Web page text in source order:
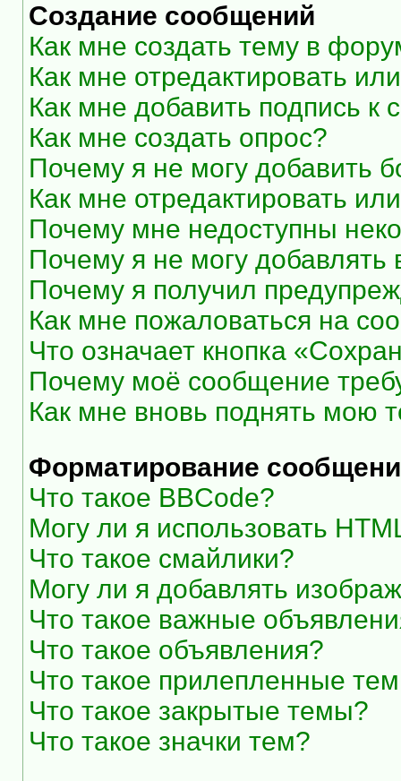
Создание сообщений
Как мне создать тему в
Как мне отредактировать
Как мне добавить подпись
Как мне создать опрос?
Почему я не могу добавить
Как мне отредактировать
Почему мне недоступны
Почему я не могу добавлять
Почему я получил
Как мне пожаловаться на
Что означает кнопка
Почему моё сообщение
Как мне вновь поднять мою
Форматирование
Что такое BBCode?
Могу ли я использовать
Что такое смайлики?
Могу ли я добавлять
Что такое важные
Что такое объявления?
Что такое прилепленные
Что такое закрытые темы?
Что такое значки тем?